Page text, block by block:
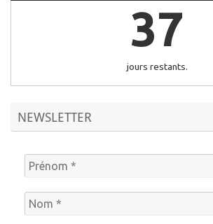
37
jours restants.
NEWSLETTER